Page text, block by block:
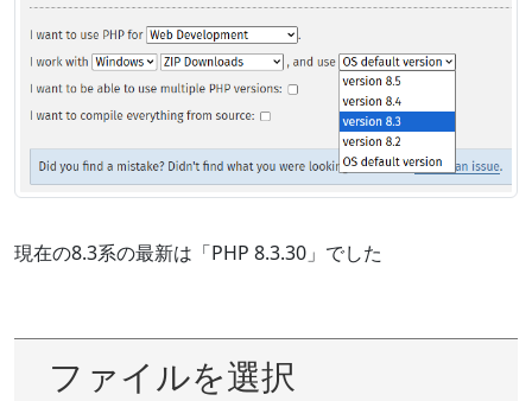
現在の8.3系の最新は「PHP 8.3.30」でした
ファイルを選択